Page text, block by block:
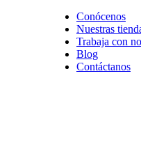
Conócenos
Nuestras
Trabaja con
Blog
Contáctanos